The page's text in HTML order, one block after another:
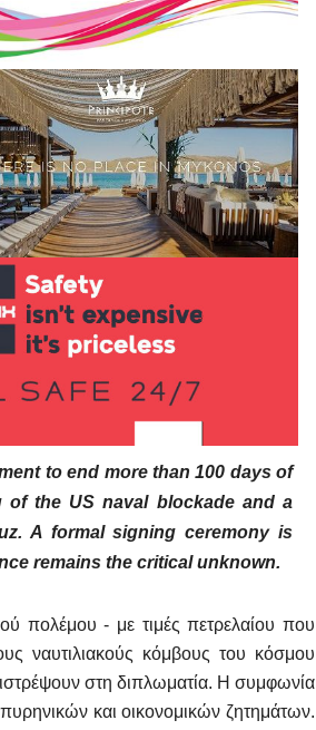
to end more than 100 days of
of the US naval blockade and a
A formal signing ceremony is
remains the critical unknown.
πολέμου - με τιμές πετρελαίου που
ναυτιλιακούς κόμβους του κόσμου
στη διπλωματία. Η συμφωνία
πυρηνικών και οικονομικών ζητημάτων.